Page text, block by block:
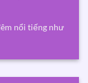
nổi tiếng như